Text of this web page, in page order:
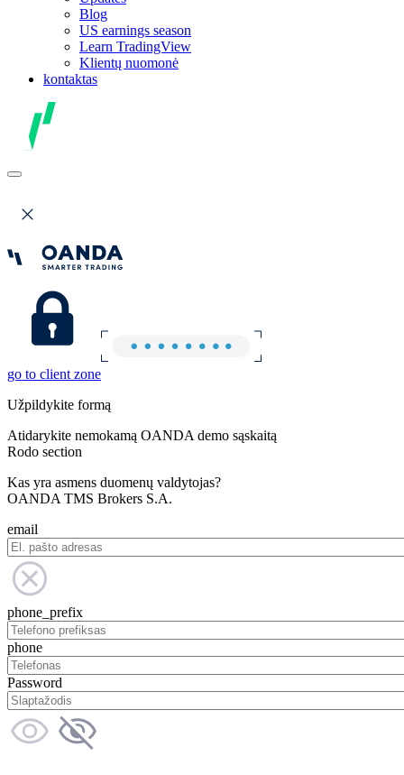
Blog
US earnings season
Learn TradingView
Klientų nuomonė
kontaktas
go to client zone
Užpildykite formą
Atidarykite nemokamą OANDA demo sąskaitą
Rodo section
Kas yra asmens duomenų valdytojas?
OANDA TMS Brokers S.A.
email
phone_prefix
phone
Password